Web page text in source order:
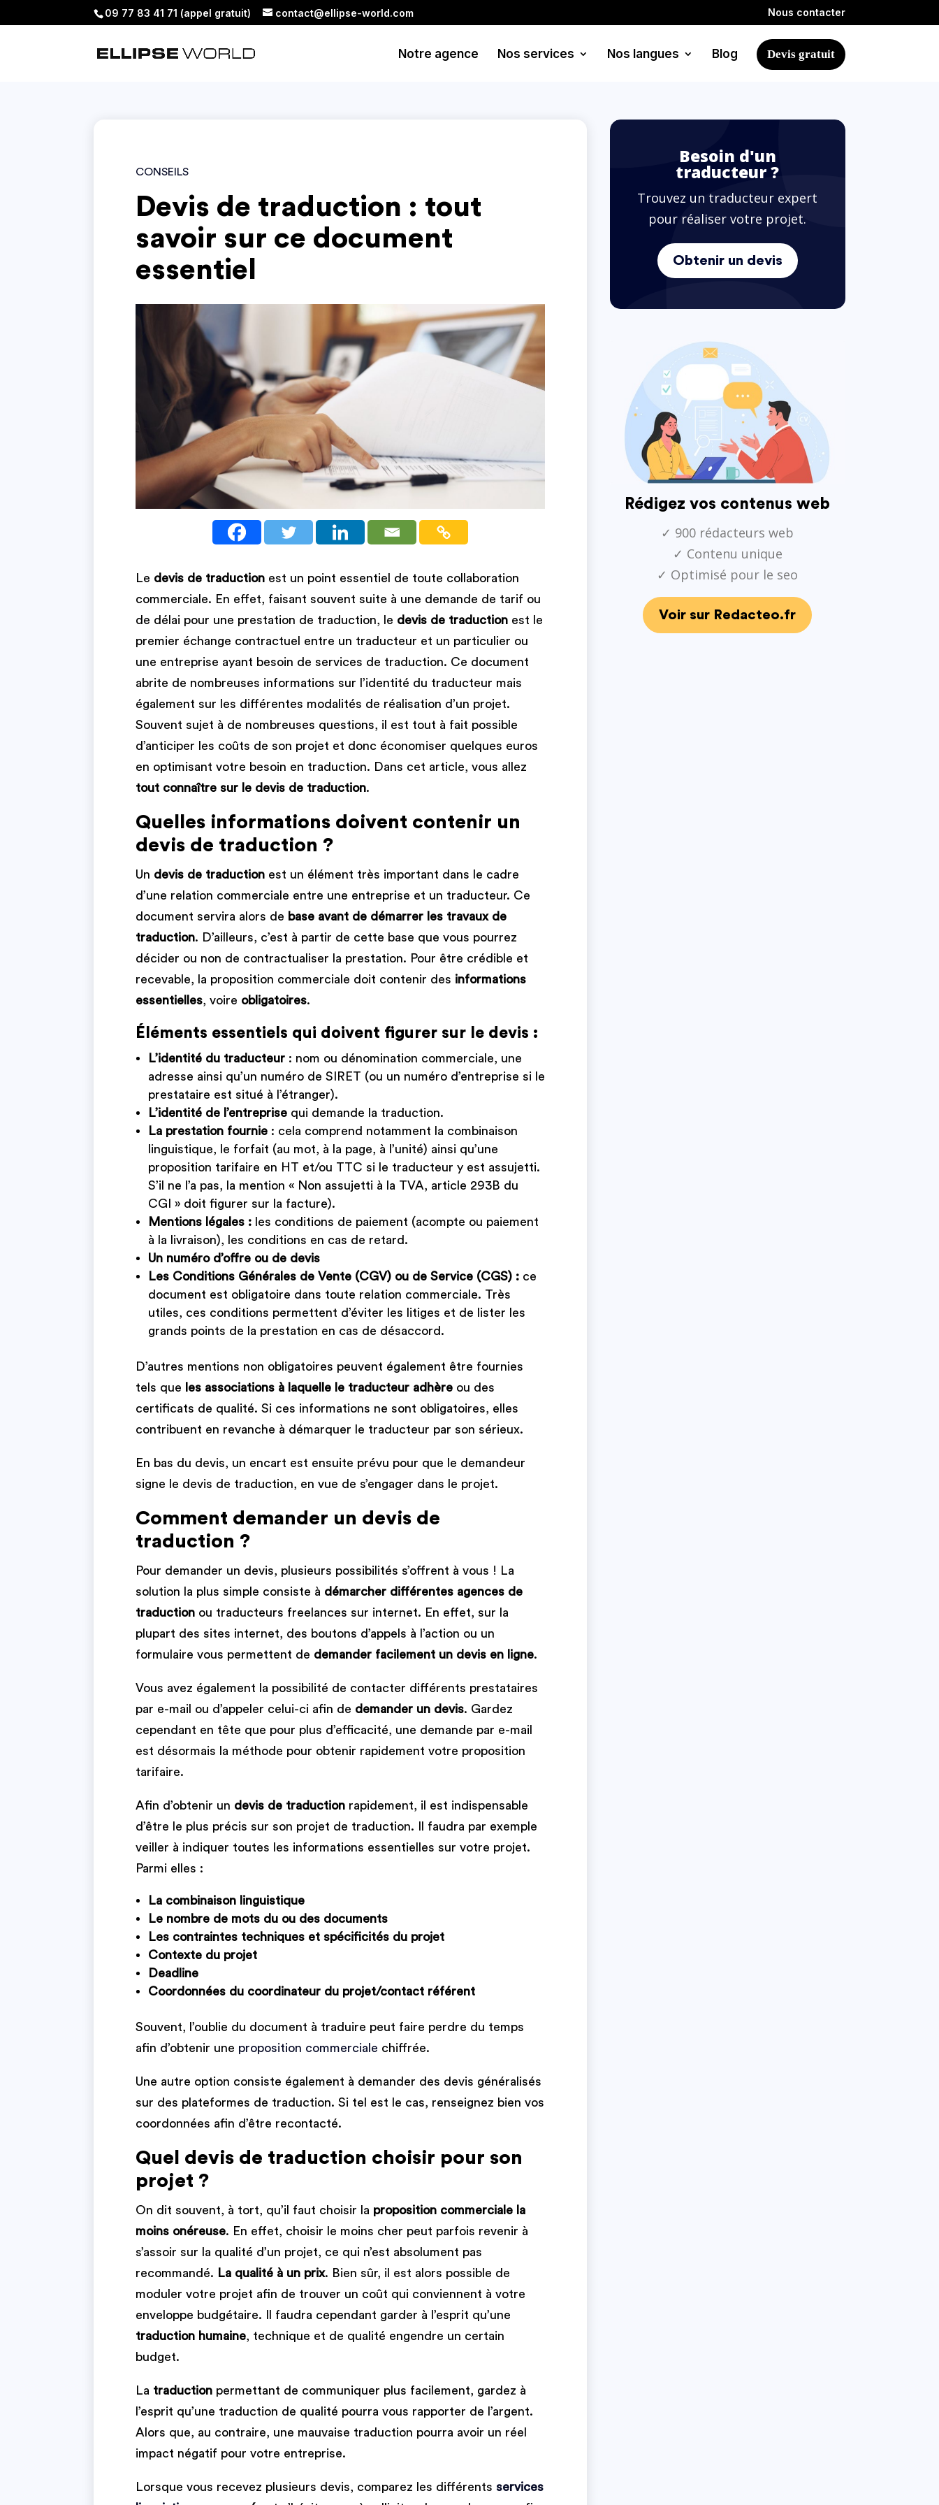
09 77 83 41 71 (appel gratuit) contact@ellipse-world.com Nous contacter
Notre agence Nos services Nos langues Blog Devis gratuit
CONSEILS
Devis de traduction : tout
savoir sur ce document
essentiel
Le devis de traduction est un point essentiel de toute collaboration
commerciale. En effet, faisant souvent suite à une demande de tarif ou
de délai pour une prestation de traduction, le devis de traduction est le
premier échange contractuel entre un traducteur et un particulier ou
une entreprise ayant besoin de services de traduction. Ce document
abrite de nombreuses informations sur l’identité du traducteur mais
également sur les différentes modalités de réalisation d’un projet.
Souvent sujet à de nombreuses questions, il est tout à fait possible
d’anticiper les coûts de son projet et donc économiser quelques euros
en optimisant votre besoin en traduction. Dans cet article, vous allez
tout connaître sur le devis de traduction.
Quelles informations doivent contenir un
devis de traduction ?
Un devis de traduction est un élément très important dans le cadre
d’une relation commerciale entre une entreprise et un traducteur. Ce
document servira alors de base avant de démarrer les travaux de
traduction. D’ailleurs, c’est à partir de cette base que vous pourrez
décider ou non de contractualiser la prestation. Pour être crédible et
recevable, la proposition commerciale doit contenir des informations
essentielles, voire obligatoires.
Éléments essentiels qui doivent figurer sur le devis :
L’identité du traducteur : nom ou dénomination commerciale, une
adresse ainsi qu’un numéro de SIRET (ou un numéro d’entreprise si le
prestataire est situé à l’étranger).
L’identité de l’entreprise qui demande la traduction.
La prestation fournie : cela comprend notamment la combinaison
linguistique, le forfait (au mot, à la page, à l’unité) ainsi qu’une
proposition tarifaire en HT et/ou TTC si le traducteur y est assujetti.
S’il ne l’a pas, la mention « Non assujetti à la TVA, article 293B du
CGI » doit figurer sur la facture).
Mentions légales : les conditions de paiement (acompte ou paiement
à la livraison), les conditions en cas de retard.
Un numéro d’offre ou de devis
Les Conditions Générales de Vente (CGV) ou de Service (CGS) : ce
document est obligatoire dans toute relation commerciale. Très
utiles, ces conditions permettent d’éviter les litiges et de lister les
grands points de la prestation en cas de désaccord.
D’autres mentions non obligatoires peuvent également être fournies
tels que
les associations à laquelle le traducteur adhère ou des
certificats de qualité. Si ces informations ne sont obligatoires, elles
contribuent en revanche à démarquer le traducteur par son sérieux.
En bas du devis, un encart est ensuite prévu pour que le demandeur
signe le devis de traduction, en vue de s’engager dans le projet.
Comment demander un devis de
traduction ?
Pour demander un devis, plusieurs possibilités s’offrent à vous ! La
solution la plus simple consiste à démarcher différentes agences de
traduction ou traducteurs freelances sur internet. En effet, sur la
plupart des sites internet, des boutons d’appels à l’action ou un
formulaire vous permettent de demander facilement un devis en ligne.
Vous avez également la possibilité de contacter différents prestataires
par e-mail ou d’appeler celui-ci afin de demander un devis. Gardez
cependant en tête que pour plus d’efficacité, une demande par e-mail
est désormais la méthode pour obtenir rapidement votre proposition
tarifaire.
Afin d’obtenir un devis de traduction rapidement, il est indispensable
d’être le plus précis sur son projet de traduction. Il faudra par exemple
veiller à indiquer toutes les informations essentielles sur votre projet.
Parmi elles :
La combinaison linguistique
Le nombre de mots du ou des documents
Les contraintes techniques et spécificités du projet
Contexte du projet
Deadline
Coordonnées du coordinateur du projet/contact référent
Souvent, l’oublie du document à traduire peut faire perdre du temps
afin d’obtenir une proposition commerciale chiffrée.
Une autre option consiste également à demander des devis généralisés
sur des plateformes de traduction. Si tel est le cas, renseignez bien vos
coordonnées afin d’être recontacté.
Quel devis de traduction choisir pour son
projet ?
On dit souvent, à tort, qu’il faut choisir la proposition commerciale la
moins onéreuse. En effet, choisir le moins cher peut parfois revenir à
s’assoir sur la qualité d’un projet, ce qui n’est absolument pas
recommandé. La qualité à un prix. Bien sûr, il est alors possible de
moduler votre projet afin de trouver un coût qui conviennent à votre
enveloppe budgétaire. Il faudra cependant garder à l’esprit qu’une
traduction humaine, technique et de qualité engendre un certain
budget.
La traduction permettant de communiquer plus facilement, gardez à
l’esprit qu’une traduction de qualité pourra vous rapporter de l’argent.
Alors que, au contraire, une mauvaise traduction pourra avoir un réel
impact négatif pour votre entreprise.
Lorsque vous recevez plusieurs devis, comparez les différents services
Besoin d'un
traducteur ?
Trouvez un traducteur expert
pour réaliser votre projet.
Obtenir un devis
Rédigez vos contenus web
✓ 900 rédacteurs web
✓ Contenu unique
✓ Optimisé pour le seo
Voir sur Redacteo.fr